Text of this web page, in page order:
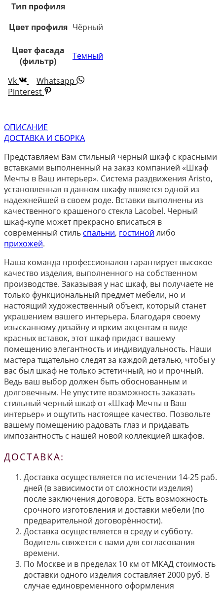
Тип профиля
Цвет профиля Чёрный
Цвет фасада
(фильтр)
Темный
Vk
Whatsapp
Pinterest
ОПИСАНИЕ
ДОСТАВКА И СБОРКА
Представляем Вам стильный черный шкаф с красными
вставками выполненный на заказ компанией «Шкаф
Мечты в Ваш интерьер». Система раздвижения Aristo,
установленная в данном шкафу является одной из
надежнейшей в своем роде. Вставки выполнены из
качественного крашеного стекла Lacobel. Черный
шкаф-купе может прекрасно вписаться в
современный стиль спальни, гостиной либо
прихожей.
Наша команда профессионалов гарантирует высокое
качество изделия, выполненного на собственном
производстве. Заказывая у нас шкаф, вы получаете не
только функциональный предмет мебели, но и
настоящий художественный объект, который станет
украшением вашего интерьера. Благодаря своему
изысканному дизайну и ярким акцентам в виде
красных вставок, этот шкаф придаст вашему
помещению элегантность и индивидуальность. Наши
мастера тщательно следят за каждой деталью, чтобы у
вас был шкаф не только эстетичный, но и прочный.
Ведь ваш выбор должен быть обоснованным и
долговечным. Не упустите возможность заказать
стильный черный шкаф от «Шкаф Мечты в Ваш
интерьер» и ощутить настоящее качество. Позвольте
вашему помещению радовать глаз и придавать
импозантность с нашей новой коллекцией шкафов.
ДОСТАВКА:
Доставка осуществляется по истечении 14-25 раб.
дней (в зависимости от сложности изделия)
после заключения договора. Есть возможность
срочного изготовления и доставки мебели (по
предварительной договорённости).
Доставка осуществляется в среду и субботу.
Водитель свяжется с вами для согласования
времени.
По Москве и в пределах 10 км от МКАД стоимость
доставки одного изделия составляет 2000 руб. В
случае единовременного оформления